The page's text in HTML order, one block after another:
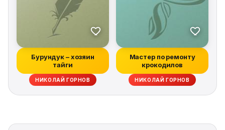
Бурундук – хозяин
тайги
НИКОЛАЙ ГОРНОВ
Мастер по ремонту
крокодилов
НИКОЛАЙ ГОРНОВ